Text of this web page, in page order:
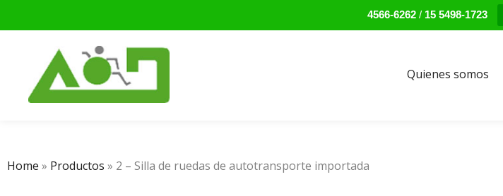
4566-6262/ 15 5498-1723
Quienes somos
Home » Productos » 2 – Silla de ruedas de autotransporte importada